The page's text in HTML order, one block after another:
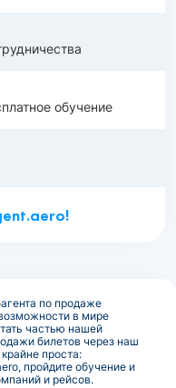
обучение
по продаже
в мире
частью нашей
билетов через наш
проста:
пройдите обучение и
и рейсов.